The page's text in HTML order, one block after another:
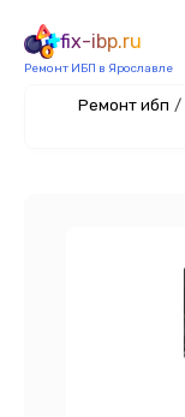
fix-ibp.ru
Ремонт ИБП в Ярославле
Ремонт ибп /